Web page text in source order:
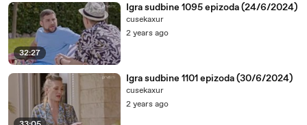
06:46
-♪♪
06:56
-♪♪
07:06
-♪♪
07:16
-♪♪
07:26
-♪♪
07:36
-♪♪
32:27
Igra sudbine 1095 epizoda (24/6/2024)
cusekaxur
2 years ago
Igra sudbine 1101 epizoda (30/6/2024)
cusekaxur
2 years ago